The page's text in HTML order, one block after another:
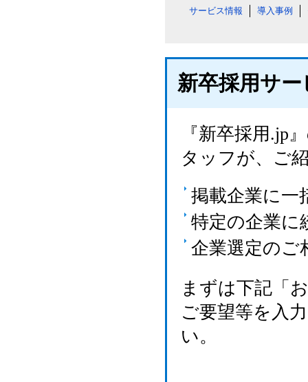
サービス情報 導入事例
新卒採用サ
『新卒採用.jp
タッフが、ご
掲載企業に一
特定の企業に
企業選定のご
まずは下記「
ご要望等を入
い。